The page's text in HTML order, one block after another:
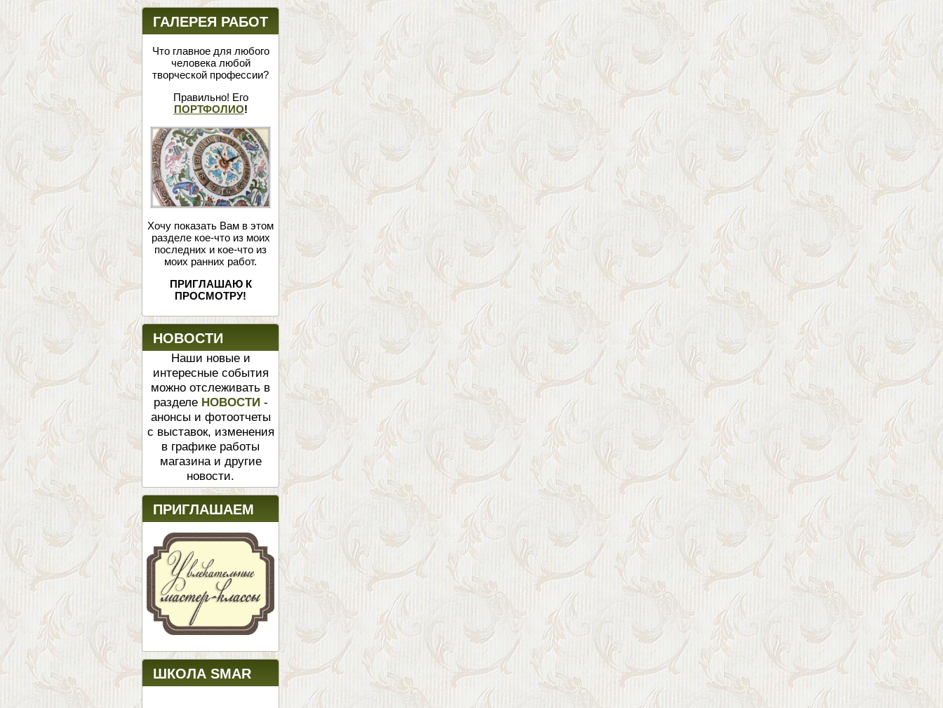
ГАЛЕРЕЯ РАБОТ
Что главное для любого
человека любой
творческой профессии?
Правильно! Его
ПОРТФОЛИО!
Хочу показать Вам в этом
разделе кое-что из моих
последних и кое-что из
моих ранних работ.
ПРИГЛАШАЮ К
ПРОСМОТРУ!
НОВОСТИ
Наши новые и
интересные события
можно отслеживать в
разделе НОВОСТИ -
анонсы и фотоотчеты
с выставок, изменения
в графике работы
магазина и другие
новости.
ПРИГЛАШАЕМ
ШКОЛА SMAR